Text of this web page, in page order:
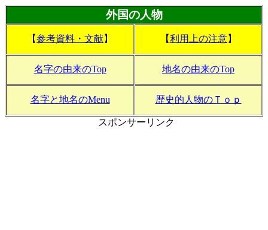
外国の人物
【参考資料・文献】 【利用上の注意】
名字の由来のTop 地名の由来のTop
名字と地名のMenu 歴史的人物のＴｏｐ
スポンサーリンク